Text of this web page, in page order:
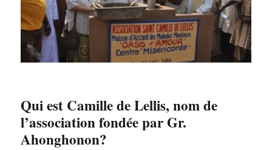
Qui est Camille de Lellis, nom de
l’association fondée par Gr.
Ahonghonon?